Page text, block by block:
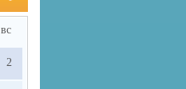
вс
2